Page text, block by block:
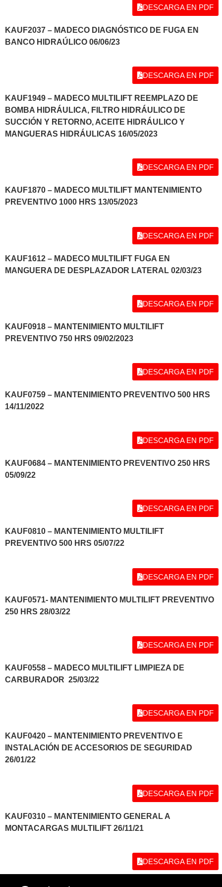
DESCARGA EN PDF
KAUF2037 – MADECO DIAGNÓSTICO DE FUGA EN
BANCO HIDRAÚLICO 06/06/23
DESCARGA EN PDF
KAUF1949 – MADECO MULTILIFT REEMPLAZO DE
BOMBA HIDRÁULICA, FILTRO HIDRÁULICO DE
SUCCIÓN Y RETORNO, ACEITE HIDRÁULICO Y
MANGUERAS HIDRÁULICAS 16/05/2023
DESCARGA EN PDF
KAUF1870 – MADECO MULTILIFT MANTENIMIENTO
PREVENTIVO 1000 HRS 13/05/2023
DESCARGA EN PDF
KAUF1612 – MADECO MULTILIFT FUGA EN
MANGUERA DE DESPLAZADOR LATERAL 02/03/23
DESCARGA EN PDF
KAUF0918 – MANTENIMIENTO MULTILIFT
PREVENTIVO 750 HRS 09/02/2023
DESCARGA EN PDF
KAUF0759 – MANTENIMIENTO PREVENTIVO 500 HRS
14/11/2022
DESCARGA EN PDF
KAUF0684 – MANTENIMIENTO PREVENTIVO 250 HRS
05/09/22
DESCARGA EN PDF
KAUF0810 – MANTENIMIENTO MULTILIFT
PREVENTIVO 500 HRS 05/07/22
DESCARGA EN PDF
KAUF0571- MANTENIMIENTO MULTILIFT PREVENTIVO
250 HRS 28/03/22
DESCARGA EN PDF
KAUF0558 – MADECO MULTILIFT LIMPIEZA DE
CARBURADOR 25/03/22
DESCARGA EN PDF
KAUF0420 – MANTENIMIENTO PREVENTIVO E
INSTALACIÓN DE ACCESORIOS DE SEGURIDAD
26/01/22
DESCARGA EN PDF
KAUF0310 – MANTENIMIENTO GENERAL A
MONTACARGAS MULTILIFT 26/11/21
DESCARGA EN PDF